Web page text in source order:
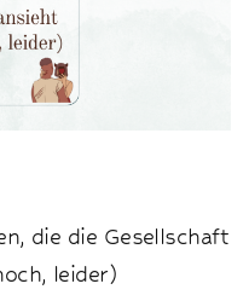
die die Gesellschaft
leider)